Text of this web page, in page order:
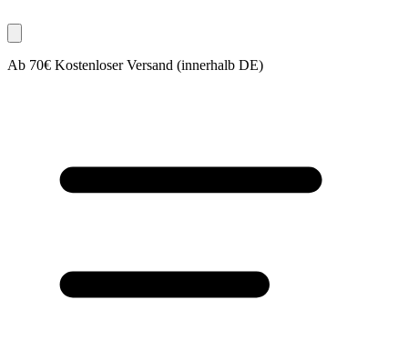
Ab 70€ Kostenloser Versand (innerhalb DE)